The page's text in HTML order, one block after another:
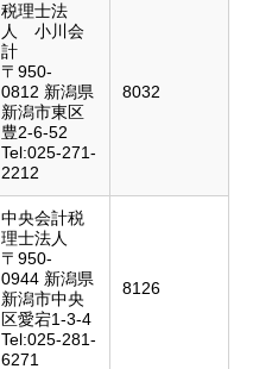
税理士法
人 小川会
計
〒950-
0812 新潟県
新潟市東区
豊2-6-52
Tel:025-271-
2212
8032
中央会計税
理士法人
〒950-
0944 新潟県
新潟市中央
区愛宕1-3-4
Tel:025-281-
6271
8126